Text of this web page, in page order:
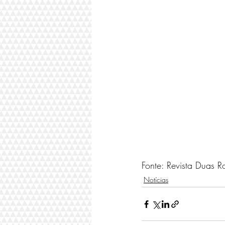
Fonte: Revista Duas
Notícias